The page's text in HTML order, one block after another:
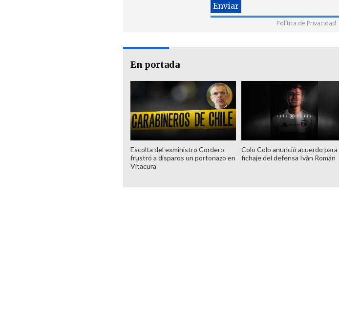
Política de Privacidad
En portada
Escolta del exministro Cordero
frustró a disparos un portonazo en
Vitacura
Colo Colo anunció acuerdo para
fichaje del defensa Iván Román